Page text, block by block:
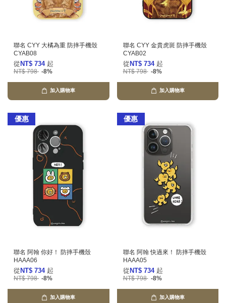
聯名 CYY 大橘為重 防摔手機殼
CYAB08
從 NT$ 734 起
NT$ 798 -8%
加入購物車
聯名 CYY 金貴虎斑 防摔手機殼
CYAB02
從 NT$ 734 起
NT$ 798 -8%
加入購物車
優惠
聯名 阿翰 你好！ 防摔手機殼
HAAA06
從 NT$ 734 起
NT$ 798 -8%
加入購物車
優惠
聯名 阿翰 快過來！ 防摔手機殼
HAAA05
從 NT$ 734 起
NT$ 798 -8%
加入購物車